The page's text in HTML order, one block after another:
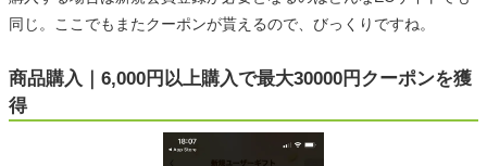
同じ。ここでもまたクーポンが貰えるので、びっくりですね。
商品購入｜6,000円以上購入で最大30000円クーポンを獲
得